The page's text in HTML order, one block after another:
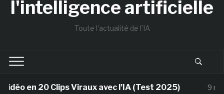
l'intelligence artificielle
Toute l'actualité de l'IA
20 Clips Viraux avec l’IA (Test 2025) 9 mois ago